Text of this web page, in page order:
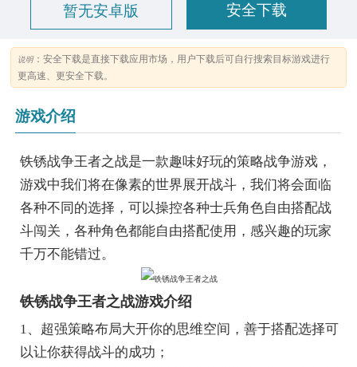
暂无安卓版 安全下载
说明：安全下载是直接下载应用市场，用户下载后可自行搜索目标游戏进行
更高速、更安全下载。
游戏介绍
铁锈战争王者之战是一款趣味好玩的策略战争游戏，
游戏中我们将在像素的世界展开战斗，我们将会面临
各种不同的选择，可以操控各种士兵角色自由搭配战
斗闯关，各种角色都能自由搭配使用，感兴趣的玩家
千万不能错过。
铁锈战争王者之战游戏介绍
1、超强策略布局大开你的思维空间，善于搭配选择可
以让你获得战斗的成功；